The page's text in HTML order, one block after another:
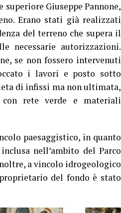
Giuseppe Pannone,
Erano stati già realizzati
del terreno che supera il
necessarie autorizzazioni.
se non fossero intervenuti
i lavori e posto sotto
di infissi ma non ultimata,
rete verde e materiali
paesaggistico, in quanto
nell’ambito del Parco
a vincolo idrogeologico
del fondo è stato